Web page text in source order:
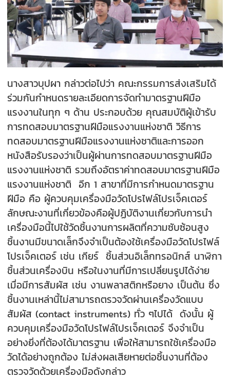
นางสาวบุปผา กล่าวต่อไปว่า คณะกรรมการส่งเสริมได้
ร่วมกันกำหนดรายละเอียดการจัดทำมาตรฐานฝีมือ
แรงงานในทุก ๆ ด้าน ประกอบด้วย คุณสมบัติผู้เข้ารับ
การทดสอบมาตรฐานฝีมือแรงงานแห่งชาติ วิธีการ
ทดสอบมาตรฐานฝีมือแรงงานแห่งชาติและการออก
หนังสือรับรองว่าเป็นผู้ผ่านการทดสอบมาตรฐานฝีมือ
แรงงานแห่งชาติ รวมถึงอัตราค่าทดสอบมาตรฐานฝีมือ
แรงงานแห่งชาติ อีก 1 สาขาที่มีการกำหนดมาตรฐาน
ฝีมือ คือ ผู้ควบคุมเครื่องมือวัดโปรไฟล์โปรเจ็คเตอร์
ลักษณะงานที่เกี่ยวข้องคือผู้ปฏิบัติงานเกี่ยวกับการนำ
เครื่องมือนี้ไปใช้วัดชิ้นงานการผลิตที่ความซับซ้อนสูง
ชิ้นงานมีขนาดเล็กจึงจำเป็นต้องใช้เครื่องมือวัดโปรไฟล์
โปรเจ็คเตอร์ เช่น เกียร์ ชิ้นส่วนอิเล็กทรอนิกส์ นาฬิกา
ชิ้นส่วนเครื่องบิน หรือในงานที่มีการเปลี่ยนรูปได้ง่าย
เมื่อมีการสัมผัส เช่น งานพลาสติกหรือยาง เป็นต้น ซึ่ง
ชิ้นงานเหล่านี้ไม่สามารถตรวจวัดผ่านเครื่องวัดแบบ
สัมผัส (contact instruments) ทั่ว ๆไปได้ ดังนั้น ผู้
ควบคุมเครื่องมือวัดโปรไฟล์โปรเจ็คเตอร์ จึงจำเป็น
อย่างยิ่งที่ต้องได้มาตรฐาน เพื่อให้สามารถใช้เครื่องมือ
วัดได้อย่างถูกต้อง ไม่ส่งผลเสียหายต่อชิ้นงานที่ต้อง
ตรวจวัดด้วยเครื่องมือดังกล่าว